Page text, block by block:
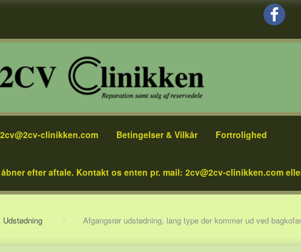
clinikken.com Betingelser & Vilkår Fortrolighed
efter aftale. Kontakt os enten pr. mail: 2cv@2cv-clinikken.com
Udstødning Afgangsrør udstødning, lang type der kommer ud ved